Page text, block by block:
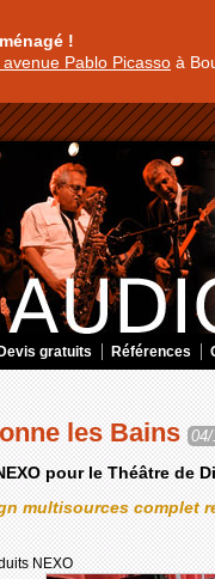
!
avenue Pablo Picasso à
Devis gratuits Références
les Bains
pour le Théâtre de
multisources complet
NEXO